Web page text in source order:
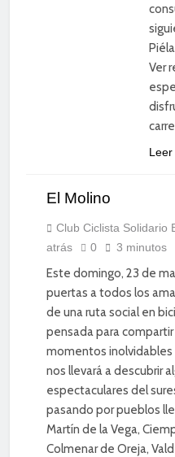
Ver
DEPORTE
DIVERSIÓN
SOCIAL
El Molino
Club Ciclista Solidario
atrás
0 3 minutos
Este domingo, 23 de
puertas a todos los
de una ruta social en
pensada para
momentos inolvidables
nos llevará a descubrir
espectaculares del
pasando por pueblos
Martín de la Vega,
Colmenar de Oreja,